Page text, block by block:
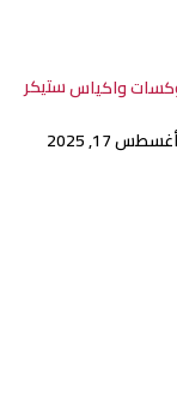
ستيكر
أغسطس 17, 2025